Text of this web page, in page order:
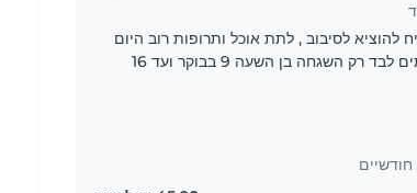
להשגיח להוציא לסיבוב , לתת אוכל ותרופות רוב היום
רק השגחה בן השעה 9 בבוקר ועד 16
חודשיים